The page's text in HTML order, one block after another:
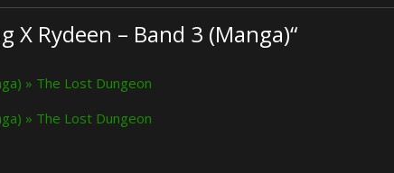
X Rydeen – Band 3 (Manga)“
» The Lost Dungeon
» The Lost Dungeon